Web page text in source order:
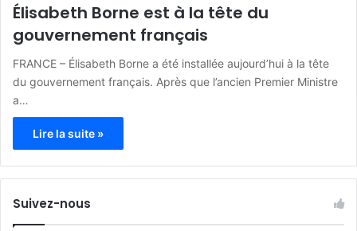
Élisabeth Borne est à la tête du
gouvernement français
FRANCE – Élisabeth Borne a été installée aujourd’hui à la tête
du gouvernement français. Après que l’ancien Premier Ministre
a…
Lire la suite »
Suivez-nous